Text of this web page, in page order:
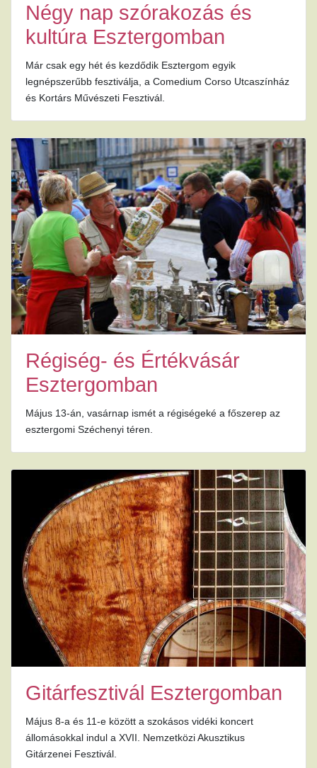
Négy nap szórakozás és
kultúra Esztergomban
Már csak egy hét és kezdődik Esztergom egyik
legnépszerűbb fesztiválja, a Comedium Corso Utcaszínház
és Kortárs Művészeti Fesztivál.
Régiség- és Értékvásár
Esztergomban
Május 13-án, vasárnap ismét a régiségeké a főszerep az
esztergomi Széchenyi téren.
Gitárfesztivál Esztergomban
Május 8-a és 11-e között a szokásos vidéki koncert
állomásokkal indul a XVII. Nemzetközi Akusztikus
Gitárzenei Fesztivál.